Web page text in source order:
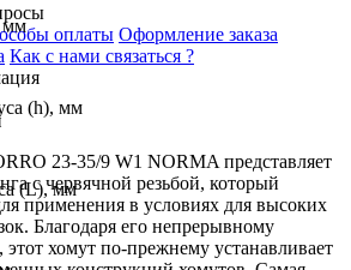
мм
(h), мм
(L), мм
оплаты Оформление заказа
Как с нами связаться ?
23-35/9 W1 NORMA представляет
с червячной резьбой, который
применения в условиях для высоких
Благодаря его непрерывному
хомут по-прежнему устанавливает